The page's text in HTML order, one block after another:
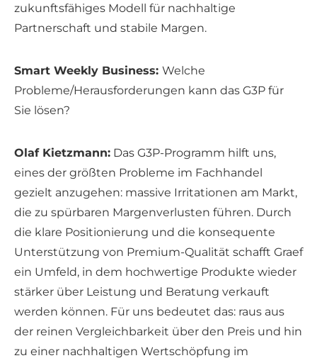
zukunftsfähiges Modell für nachhaltige
Partnerschaft und stabile Margen.
Smart Weekly Business: Welche
Probleme/Herausforderungen kann das G3P für
Sie lösen?
Olaf Kietzmann: Das G3P-Programm hilft uns,
eines der größten Probleme im Fachhandel
gezielt anzugehen: massive Irritationen am Markt,
die zu spürbaren Margenverlusten führen. Durch
die klare Positionierung und die konsequente
Unterstützung von Premium-Qualität schafft Graef
ein Umfeld, in dem hochwertige Produkte wieder
stärker über Leistung und Beratung verkauft
werden können. Für uns bedeutet das: raus aus
der reinen Vergleichbarkeit über den Preis und hin
zu einer nachhaltigen Wertschöpfung im